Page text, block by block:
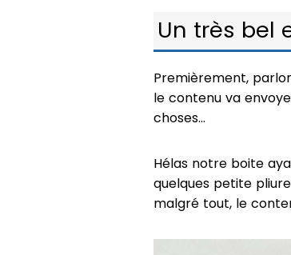
Un très bel
Premièrement,
le contenu va
choses...
Hélas notre boite
quelques petite
malgré tout, le